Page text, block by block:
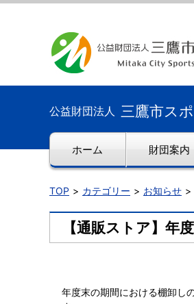
公益財団法人 三鷹市ス
ホーム 財団案内
TOP カテゴリー お知らせ
【通販ストア】年
年度末の期間における棚卸し